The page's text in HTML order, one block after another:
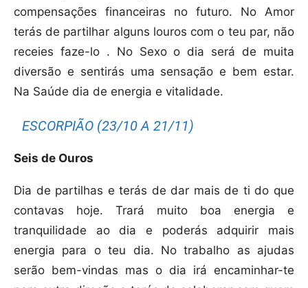
compensações financeiras no futuro. No Amor
terás de partilhar alguns louros com o teu par, não
receies faze-lo . No Sexo o dia será de muita
diversão e sentirás uma sensação e bem estar.
Na Saúde dia de energia e vitalidade.
ESCORPIÃO (23/10 A 21/11)
Seis de Ouros
Dia de partilhas e terás de dar mais de ti do que
contavas hoje. Trará muito boa energia e
tranquilidade ao dia e poderás adquirir mais
energia para o teu dia. No trabalho as ajudas
serão bem-vindas mas o dia irá encaminhar-te